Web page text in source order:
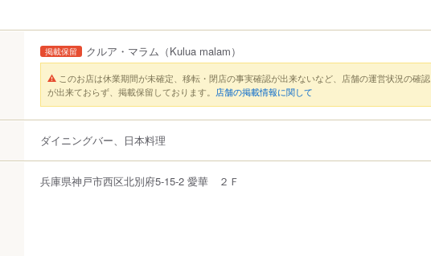
掲載保留 クルア・マラム （Kulua malam）
このお店は休業期間が未確定、移転・閉店の事実確認が出来ないなど、店舗の運営状況の確認
が出来ておらず、掲載保留しております。 店舗の掲載情報に関して
ダイニングバー、日本料理
兵庫県神戸市西区北別府5-15-2 愛華 ２Ｆ